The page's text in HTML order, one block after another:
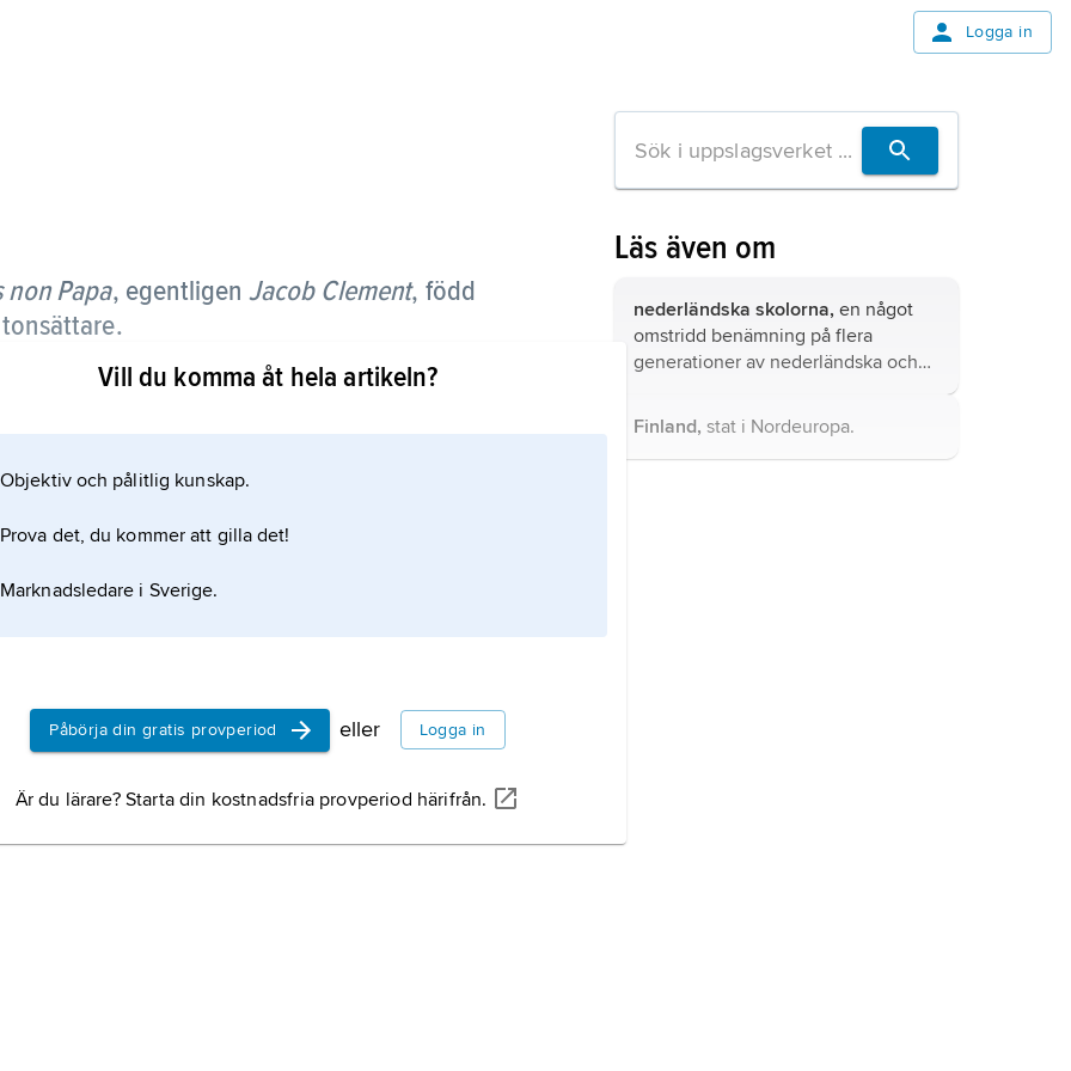
Logga in
non Papa, egentligen Jacob Clement, född
och vid sin död i Dixmuiden, i övrigt är hans
främsta tonsättare och komponerade
vokal, imiterande stil, förutom franska och
uppskattade var
Vill du komma åt hela artikeln?
Objektiv och pålitlig kunskap.
Prova det, du kommer att gilla det!
Marknadsledare i Sverige.
Påbörja din gratis provperiod eller Logga in
Är du lärare? Starta din kostnadsfria provperiod härifrån.
Läs även om
nederländska skolorna, en något
omstridd benämning på flera
generationer av nederländska och
fick stort inflytande på
musikutvecklingen i Europa ca
1430–1600.
Finland, stat i Nordeuropa.